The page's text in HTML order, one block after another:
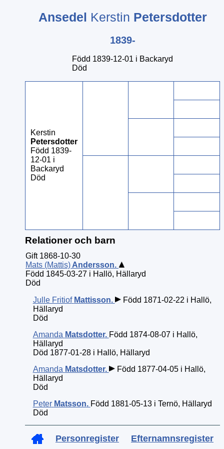
Ansedel Kerstin Petersdotter
1839-
Född 1839-12-01 i Backaryd
Död
Kerstin
Petersdotter
Född 1839-
12-01 i
Backaryd
Död
Relationer och barn
Gift 1868-10-30
Mats (Mattis) Andersson.
Född 1845-03-27 i Hallö, Hällaryd
Död
Julle Fritiof Mattisson.
Född 1871-02-22 i Hallö,
Hällaryd
Död
Amanda Matsdotter. Född 1874-08-07 i Hallö,
Hällaryd
Död 1877-01-28 i Hallö, Hällaryd
Amanda Matsdotter.
Född 1877-04-05 i Hallö,
Hällaryd
Död
Peter Matsson. Född 1881-05-13 i Ternö, Hällaryd
Död
Personregister Efternamnsregister